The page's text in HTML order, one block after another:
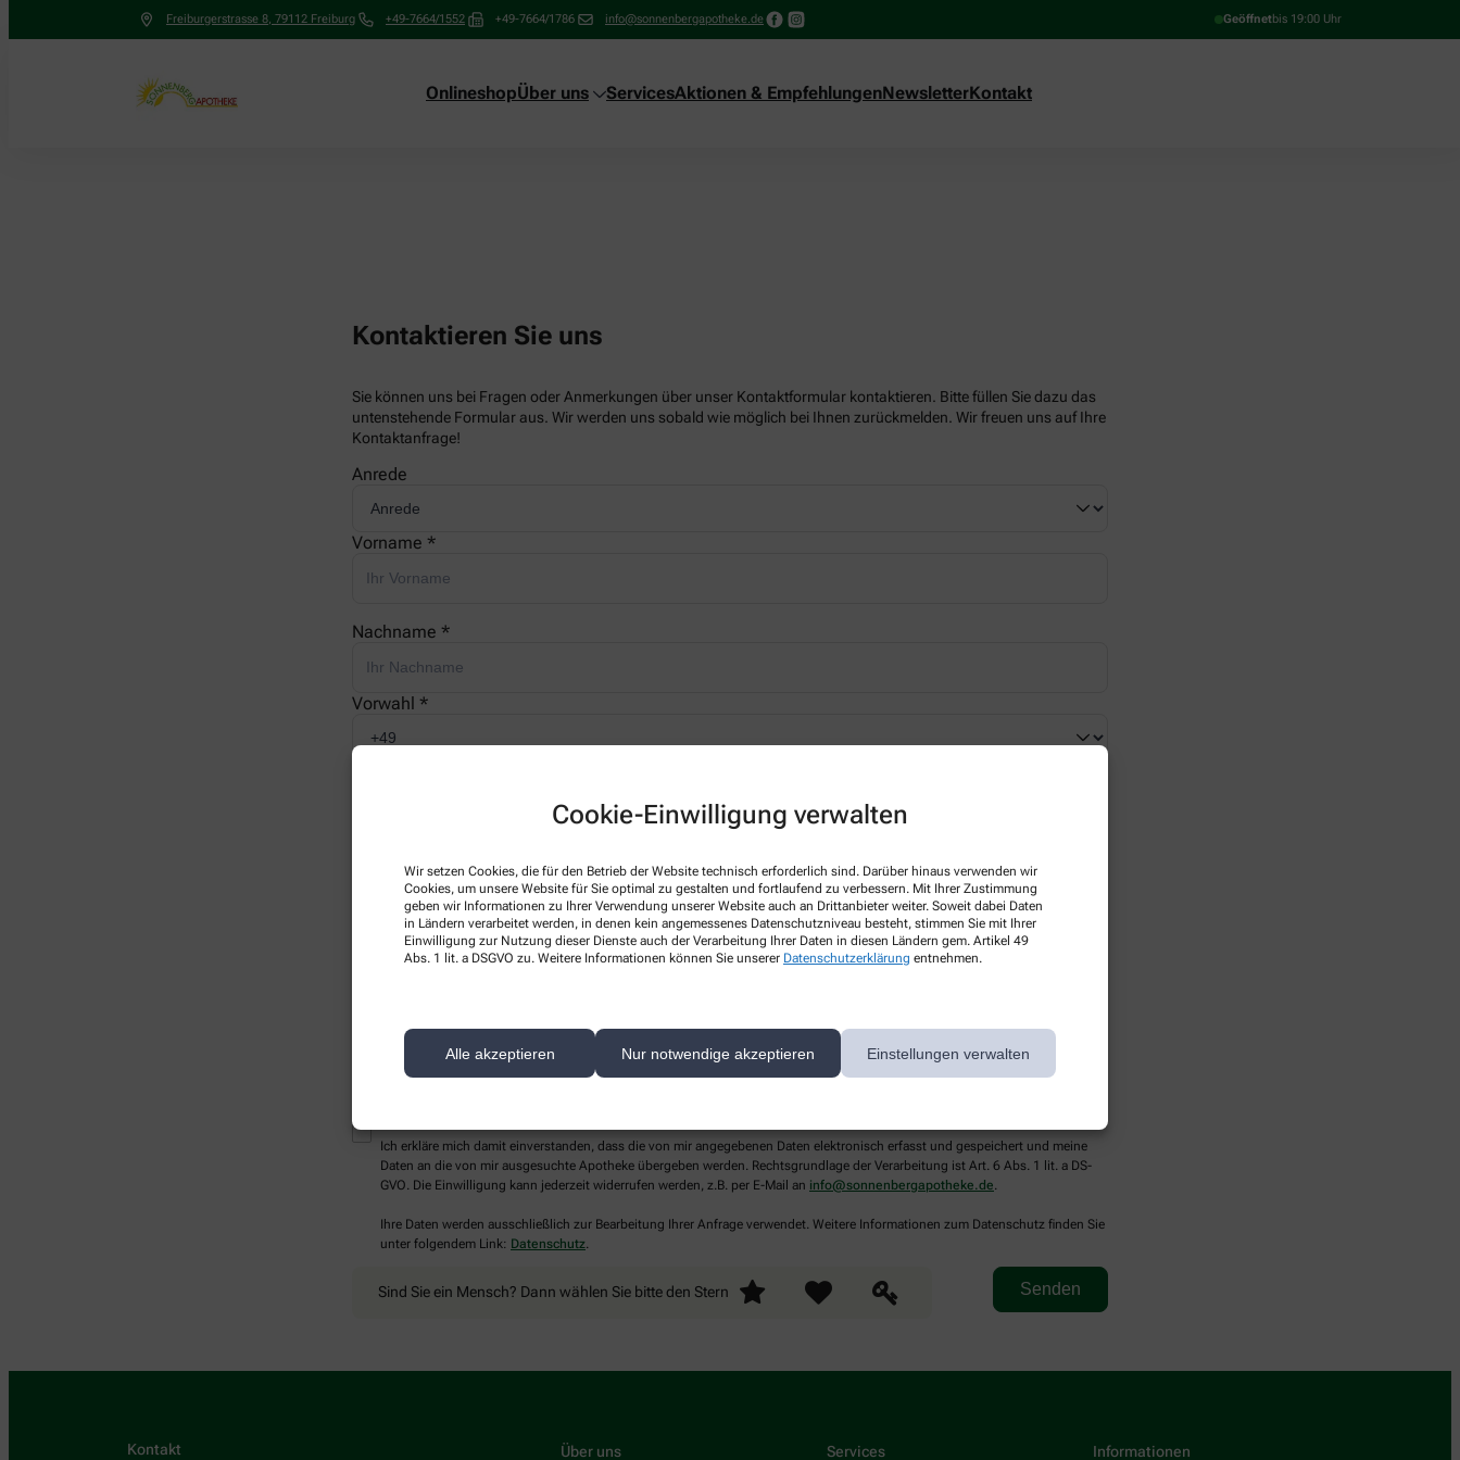
Cookie-Einwilligung verwalten
Wir setzen Cookies, die für den Betrieb der Website technisch erforderlich sind. Darüber hinaus verwenden wir
Cookies, um unsere Website für Sie optimal zu gestalten und fortlaufend zu verbessern. Mit Ihrer Zustimmung
geben wir Informationen zu Ihrer Verwendung unserer Website auch an Drittanbieter weiter. Soweit dabei Daten
in Ländern verarbeitet werden, in denen kein angemessenes Datenschutzniveau besteht, stimmen Sie mit Ihrer
Einwilligung zur Nutzung dieser Dienste auch der Verarbeitung Ihrer Daten in diesen Ländern gem. Artikel 49
Abs. 1 lit. a DSGVO zu. Weitere Informationen können Sie unserer Datenschutzerklärung entnehmen.
Alle akzeptieren Nur notwendige akzeptieren Einstellungen verwalten
Freiburgerstrasse 8, 79112 Freiburg +49-7664/1552 +49-7664/1786 info@sonnenbergapotheke.de Geöffnetbis 19:00 Uhr
OnlineshopÜber uns ServicesAktionen & EmpfehlungenNewsletterKontakt
Kontaktieren Sie uns
Sie können uns bei Fragen oder Anmerkungen über unser Kontaktformular kontaktieren. Bitte füllen Sie dazu das
untenstehende Formular aus. Wir werden uns sobald wie möglich bei Ihnen zurückmelden. Wir freuen uns auf Ihre
Kontaktanfrage!
Anrede
Vorname *
Nachname *
Vorwahl *
E-Mail *
Ihre Nachricht *
Ich erkläre mich damit einverstanden, dass die von mir angegebenen Daten elektronisch erfasst und gespeichert und meine
Daten an die von mir ausgesuchte Apotheke übergeben werden. Rechtsgrundlage der Verarbeitung ist Art. 6 Abs. 1 lit. a DS-
GVO. Die Einwilligung kann jederzeit widerrufen werden, z.B. per E-Mail an info@sonnenbergapotheke.de.
Ihre Daten werden ausschließlich zur Bearbeitung Ihrer Anfrage verwendet. Weitere Informationen zum Datenschutz finden Sie
unter folgendem Link: Datenschutz.
Sind Sie ein Mensch? Dann wählen Sie bitteden Stern
Kontakt Über uns Services Informationen